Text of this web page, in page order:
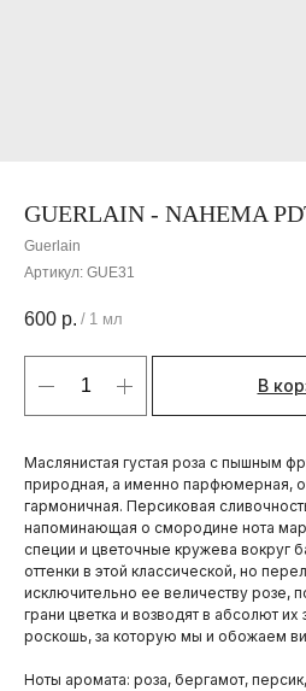
GUERLAIN - NAHEMA
Guerlain
Артикул: GUE31
600 р. / 1 мл
В
Маслянистая густая роза с пышным
природная, а именно парфюмерная,
гармоничная. Персиковая
напоминающая о смородине нота
специи и цветочные кружева вокруг
оттенки в этой классической, но
исключительно ее величеству розе,
грани цветка и возводят в абсолют их
роскошь, за которую мы и обожаем
Ноты аромата: роза, бергамот,